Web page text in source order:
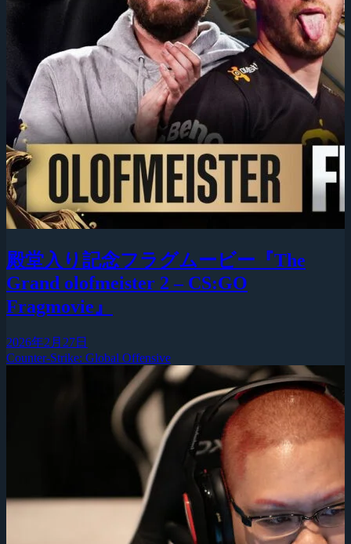
殿堂入り記念フラグムービー『The
Grand olofmeister 2 – CS:GO
Fragmovie』
2026年2月27日
Counter-Strike: Global Offensive